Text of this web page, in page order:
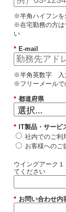
※半角ハイフンを
※在宅勤務の方は
い
* E-mail
※半角英数字 入
※フリーメールで
* 都道府県
* IT製品・サービ
社内でのご利
お客様へのご
ウイングアーク
てください
* お問い合わせ内